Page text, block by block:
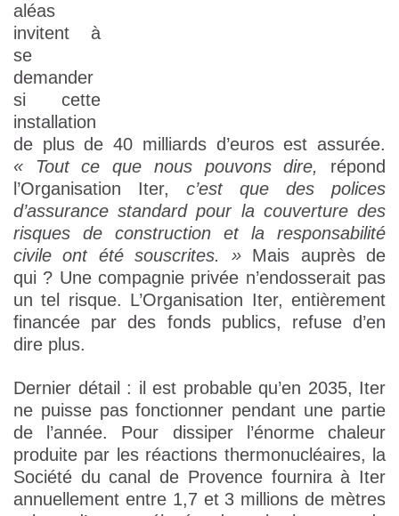
aléas
invitent à
se
demander
si cette
installation
de plus de 40 milliards d’euros est assurée.
« Tout ce que nous pouvons dire,
répond
l’Organisation Iter, c’est que des polices
d’assurance standard pour la couverture des
risques de construction et la responsabilité
civile ont été souscrites. »Mais auprès de
qui ? Une compagnie privée n’endosserait pas
un tel risque. L’Organisation Iter, entièrement
financée par des fonds publics, refuse d’en
dire plus.
Dernier détail : il est probable qu’en 2035, Iter
ne puisse pas fonctionner pendant une partie
de l’année. Pour dissiper l’énorme chaleur
produite par les réactions thermonucléaires, la
Société du canal de Provence fournira à Iter
annuellement entre 1,7 et 3 millions de mètres